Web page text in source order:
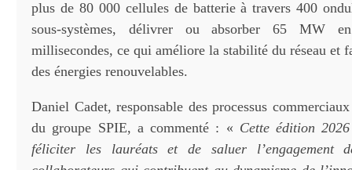
plus de 80 000 cellules de batterie à travers 400
sous-systèmes, délivrer ou absorber 65 MW
millisecondes, ce qui améliore la stabilité du réseau et
des énergies renouvelables.
Daniel Cadet, responsable des processus
du groupe SPIE, a commenté : « Cette édition
féliciter les lauréats et de saluer l’engagement